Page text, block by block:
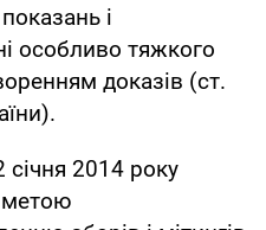
і
особливо тяжкого
доказів (ст.
січня 2014 року
метою